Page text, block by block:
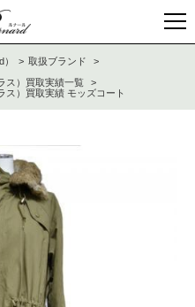
取扱ブランド
ス）買取実績一覧
ス）買取実績 モッズコート